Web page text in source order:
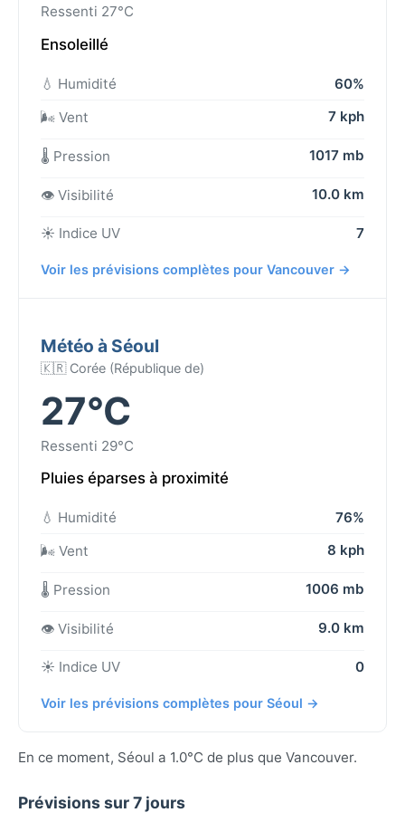
Ressenti 27°C
Ensoleillé
💧 Humidité
60%
🌬️ Vent
7 kph
🌡️ Pression 1017 mb
👁️ Visibilité 10.0 km
☀️ Indice UV 7
Voir les prévisions complètes pour Vancouver →
Météo à Séoul
🇰🇷 Corée (République de)
27°C
Ressenti 29°C
Pluies éparses à proximité
💧 Humidité
76%
🌬️ Vent
8 kph
🌡️ Pression 1006 mb
👁️ Visibilité 9.0 km
☀️ Indice UV 0
Voir les prévisions complètes pour Séoul →
En ce moment, Séoul a 1.0°C de plus que Vancouver.
Prévisions sur 7 jours